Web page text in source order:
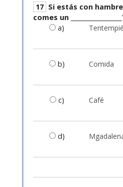
17
comes un
a)
Tentempié
b) Comida
c) Café
d)